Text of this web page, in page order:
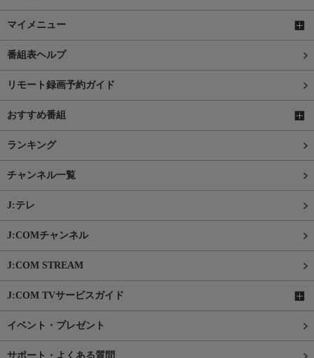
マイメニュー
番組表ヘルプ
リモート録画予約ガイド
おすすめ番組
ランキング
チャンネル一覧
J:テレ
J:COMチャンネル
J:COM STREAM
J:COM TVサービスガイド
イベント・プレゼント
サポート・よくある質問